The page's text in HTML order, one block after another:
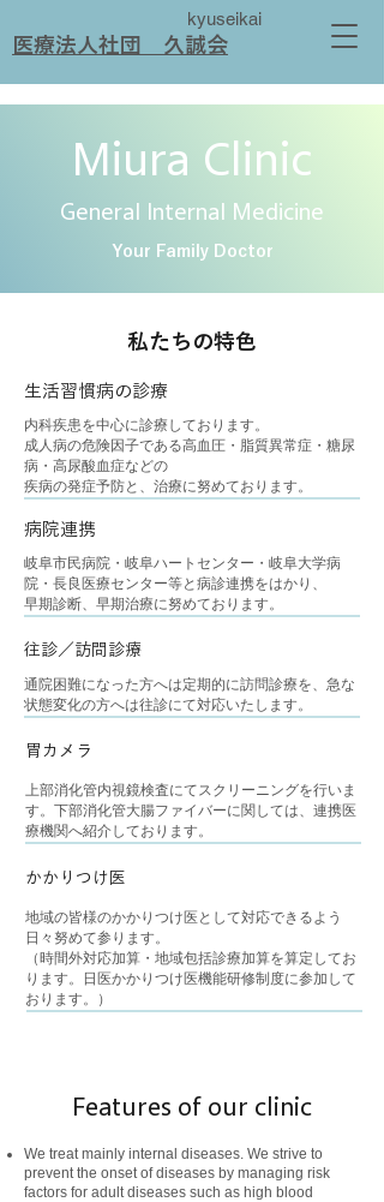
​医療法人社団 久誠会
kyuseikai
Miura Clinic
General Internal Medicine
Your Family Doctor
​私たちの特色
​生活習慣病の診療
内科疾患を中心に診療しております。
成人病の危険因子である高血圧・脂質異常症・糖尿
病・高尿酸血症などの
疾病の発症予防と、治療に努めております。
​病院連携
岐阜市民病院・岐阜ハートセンター・岐阜大学病
院・長良医療センター等と病診連携をはかり、
早期診断、早期治療に努めております。
​往診／訪問診療
通院困難になった方へは定期的に訪問診療を、急な
状態変化の方へは往診にて対応いたします。
​胃カメラ
上部消化管内視鏡検査にてスクリーニングを行いま
す。下部消化管大腸ファイバーに関しては、連携医
療機関へ紹介しております。
​かかりつけ医
地域の皆様のかかりつけ医として対応できるよう
日々努めて参ります。
（時間外対応加算・地域包括診療加算を算定してお
ります。日医かかりつけ医機能研修制度に参加して
おります。）
Features of our clinic
We treat mainly internal diseases. We strive to
prevent the onset of diseases by managing risk
factors for adult diseases such as high blood